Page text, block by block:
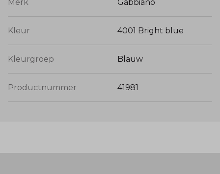
Merk Gabbiano
Kleur 4001 Bright blue
Kleurgroep Blauw
Productnummer 41981